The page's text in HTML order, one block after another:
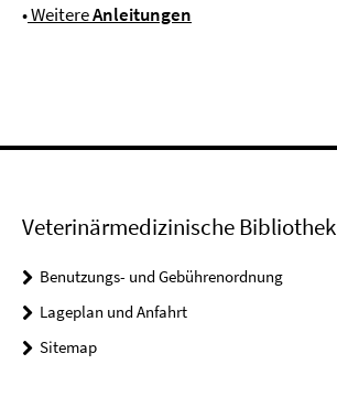
•WeitereAnleitungen
Veterinärmedizinische Bibliothek
Benutzungs- und Gebührenordnung
Lageplan und Anfahrt
Sitemap